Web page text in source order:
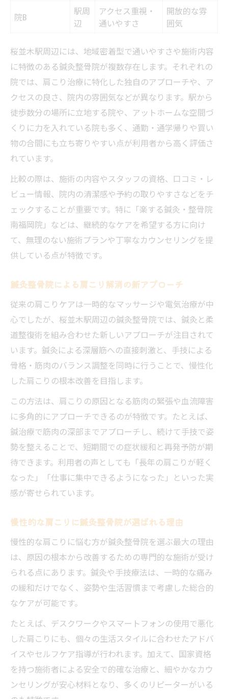
桜並木駅近くの鍼灸整骨院で体験できる効
肩こり解消に必要な施術体験の選び方
鍼灸整骨院体験談から学ぶ肩こり改善例
根本原因から肩こりを癒す治療の実際
肩こりの根本原因別施術アプローチ早見表
鍼灸整骨院での根本改善メカニズムを解説
肩こりが再発しにくい治療法の選び方
なぜ鍼灸整骨院で肩こりが根本改善できる
のか
肩こりの原因ごとに異なる治療を受けるメ
リット
慢性的な首・肩の悩み解消はここが鍵
慢性的な首・肩こり改善に効く施術比較表
首・肩こりのタイプ別アプローチ法
鍼灸整骨院での首・肩ケア体験談を紹介
首・肩の慢性症状を改善するコツ
健康維持と再発予防の通院プラン提案
通院頻度や施術内容のおすすめプラン比較
鍼灸整骨院で健康維持を目指す方法
肩こり再発予防に効果的な通院スケジュー
ル
健康管理に役立つ鍼灸整骨院の活用法
再発しにくい体づくりのためのポイント
院B
駅周
辺
アクセス重視・
通いやすさ
開放的な雰
囲気
桜並木駅周辺には、地域密着型で通いやすさや施術内容
に特徴のある鍼灸整骨院が複数存在します。それぞれの
院では、肩こり治療に特化した独自のアプローチや、ア
クセスの良さ、院内の雰囲気などが異なります。駅から
徒歩数分の場所に立地する院や、アットホームな空間づ
くりに力を入れている院も多く、通勤・通学帰りや買い
物の合間にも立ち寄りやすい点が利用者から高く評価さ
れています。
比較の際は、施術の内容やスタッフの資格、口コミ・レ
ビュー情報、院内の清潔感や予約の取りやすさなどをチ
ェックすることが重要です。特に「楽する鍼灸・整骨院
南福岡院」などは、継続的なケアを希望する方に向け
て、無理のない施術プランや丁寧なカウンセリングを提
供している点が特徴です。
鍼灸整骨院による肩こり解消の新アプローチ
従来の肩こりケアは一時的なマッサージや電気治療が中
心でしたが、桜並木駅周辺の鍼灸整骨院では、鍼灸と柔
道整復術を組み合わせた新しいアプローチが注目されて
います。鍼灸による深層筋への直接刺激と、手技による
骨格・筋肉のバランス調整を同時に行うことで、慢性化
した肩こりの根本改善を目指します。
この方法は、肩こりの原因となる筋肉の緊張や血流障害
に多角的にアプローチできるのが特徴です。たとえば、
鍼治療で筋肉の深部までアプローチし、続けて手技で姿
勢を整えることで、短期間での症状緩和と再発予防が期
待できます。利用者の声としても「長年の肩こりが軽く
なった」「仕事に集中できるようになった」といった実
感が寄せられています。
慢性的な肩こりに鍼灸整骨院が選ばれる理由
慢性的な肩こりに悩む方が鍼灸整骨院を選ぶ最大の理由
は、原因の根本から改善するための専門的な施術が受け
られる点にあります。鍼灸や手技療法は、一時的な痛み
の緩和だけでなく、姿勢や生活習慣まで考慮した総合的
なケアが可能です。
たとえば、デスクワークやスマートフォンの使用で悪化
した肩こりにも、個々の生活スタイルに合わせたアドバ
イスやセルフケア指導が行われます。加えて、国家資格
を持つ施術者による安全で的確な治療と、細やかなカウ
ンセリングが安心材料となり、多くのリピーターがいる